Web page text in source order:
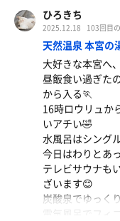
酸辣湯麺とレ
久しぶりのバ
外気浴、小雨で
の屋根あった😆
バケツ足湯を使
う☺️
4セットしたら
帰る前にもう1
いつもキレイに
ありがとうござ
あ、ロッカーに
🍺
家帰って飲みま
ひろきち
2025.12.18 103回目
天然温泉 本宮の
大好きな本宮へ
昼飯食い過ぎた
から入る🏃
16時ロウリュか
いアチい🤣
水風呂はシング
今日はわりとあ
テレビサウナも
ざいます😊
炭酸泉でゆっく
電気風呂でフィ